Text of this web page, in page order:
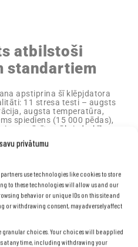
privātumu
use technologies like cookies to store
to these technologies will allow us and our
behavior or unique IDs on this site and
or withdrawing consent, may adversely affect
granular choices. Your choices will be applied
at any time, including withdrawing your
atbilstoši
standartiem
apstiprina šī klēpjdatora
11 stresa testi – augsts
augsta temperatūra,
spiediens (15 000 pēdas),
sēnīte, sāls iedarbība un